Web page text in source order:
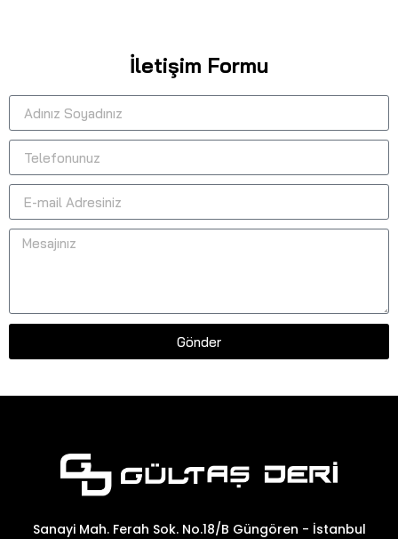
İletişim Formu
Gönder
Sanayi Mah. Ferah Sok. No.18/B Güngören - İstanbul